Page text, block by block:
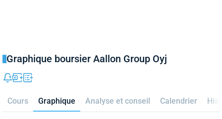
Graphique boursier Aallon Group Oyj
Cours Graphique Analyse et conseil Calendrier